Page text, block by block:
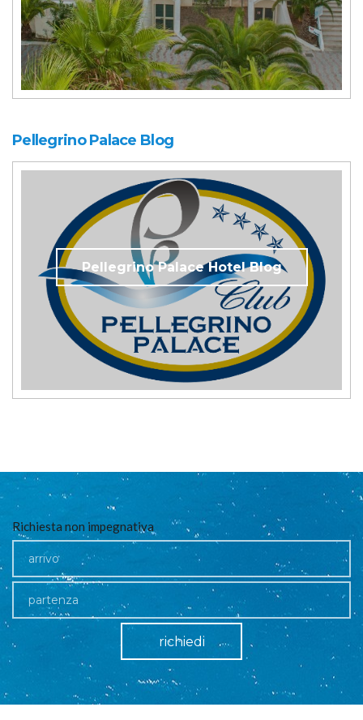
Pellegrino Palace Blog
Pellegrino Palace Hotel Blog
Richiesta non impegnativa
richiedi